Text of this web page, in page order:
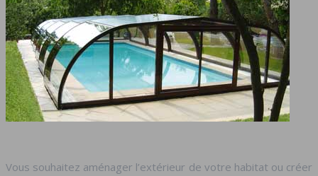
Vous souhaitez aménager l’extérieur de votre habitat ou créer